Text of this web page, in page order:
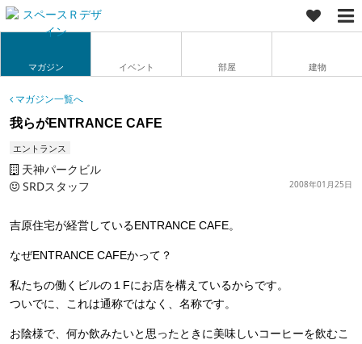
マガジン イベント 部屋 建物
マガジン一覧へ
我らがENTRANCE CAFE
エントランス
天神パークビル
SRDスタッフ
2008年01月25日
吉原住宅が経営しているENTRANCE CAFE。
なぜENTRANCE CAFEかって？
私たちの働くビルの１Fにお店を構えているからです。
ついでに、これは通称ではなく、名称です。
お陰様で、何か飲みたいと思ったときに美味しいコーヒーを飲むこ